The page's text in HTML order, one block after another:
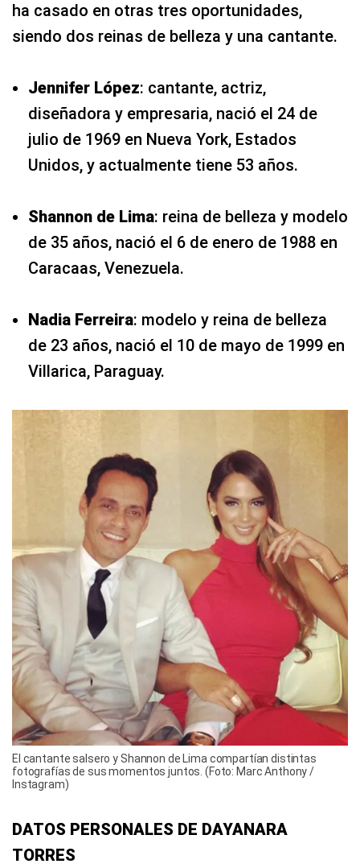
ha casado en otras tres oportunidades,
siendo dos reinas de belleza y una cantante.
Jennifer López: cantante, actriz,
diseñadora y empresaria, nació el 24 de
julio de 1969 en Nueva York, Estados
Unidos, y actualmente tiene 53 años.
Shannon de Lima: reina de belleza y modelo
de 35 años, nació el 6 de enero de 1988 en
Caracaas, Venezuela.
Nadia Ferreira: modelo y reina de belleza
de 23 años, nació el 10 de mayo de 1999 en
Villarica, Paraguay.
El cantante salsero y Shannon de Lima compartían distintas
fotografías de sus momentos juntos. (Foto: Marc Anthony /
Instagram)
DATOS PERSONALES DE DAYANARA
TORRES